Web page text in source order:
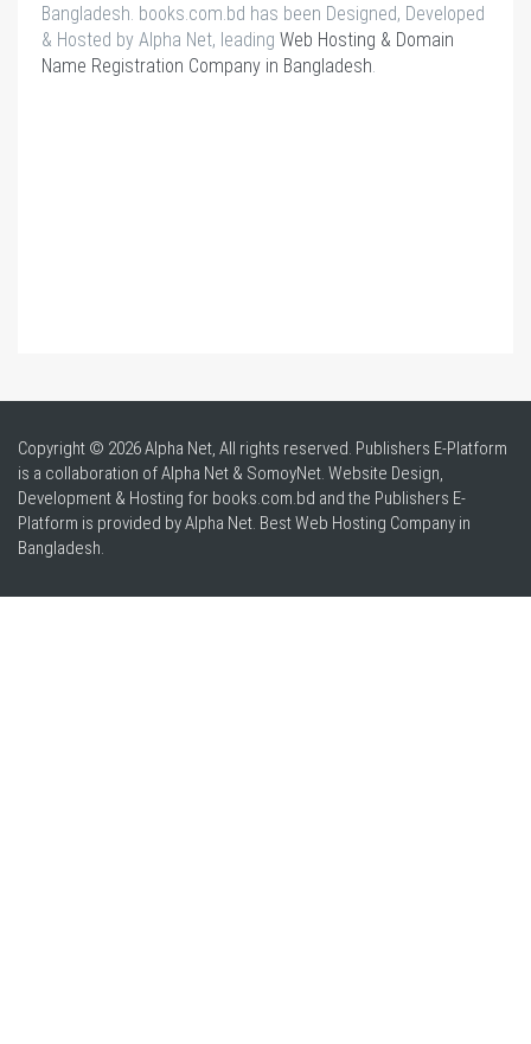
Bangladesh. books.com.bd has been Designed, Developed
& Hosted by Alpha Net, leading Web Hosting & Domain
Name Registration Company in Bangladesh
Copyright © 2026 Alpha Net, All rights reserved. Publishers E-Platform
is a collaboration of Alpha Net & SomoyNet. Website Design,
Development & Hosting for books.com.bd and the Publishers E-
Platform is provided by Alpha Net. BestWeb Hosting Company in
Bangladesh.